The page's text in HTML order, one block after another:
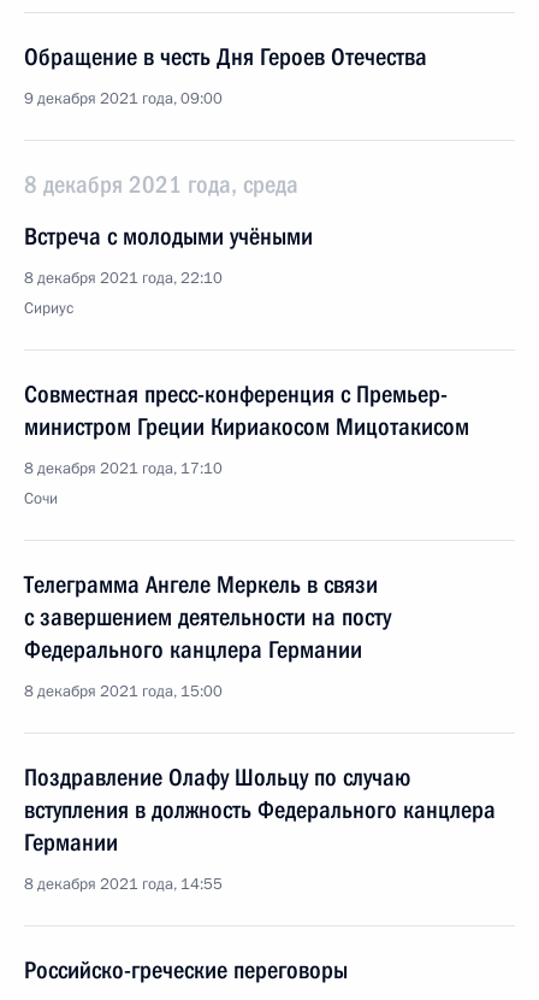
Обращение в честь Дня Героев Отечества
9 декабря 2021 года, 09:00
8 декабря 2021 года, среда
Встреча с молодыми учёными
8 декабря 2021 года, 22:10
Сириус
Совместная пресс-конференция с Премьер-
министром Греции Кириакосом Мицотакисом
8 декабря 2021 года, 17:10
Сочи
Телеграмма Ангеле Меркель в связи
с завершением деятельности на посту
Федерального канцлера Германии
8 декабря 2021 года, 15:00
Поздравление Олафу Шольцу по случаю
вступления в должность Федерального канцлера
Германии
8 декабря 2021 года, 14:55
Российско-греческие переговоры